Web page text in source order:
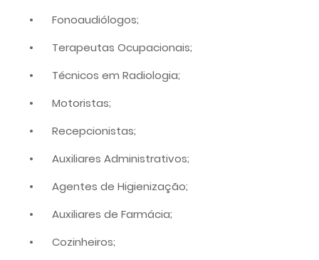
•
Fonoaudiólogos;
•
Terapeutas Ocupacionais;
•
Técnicos em Radiologia;
•
Motoristas;
•
Recepcionistas;
•
Auxiliares Administrativos;
•
Agentes de Higienização;
•
Auxiliares de Farmácia;
•
Cozinheiros;